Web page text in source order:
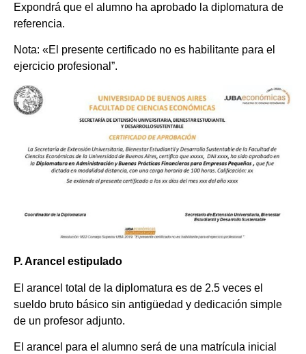
Expondrá que el alumno ha aprobado la diplomatura de
referencia.
Nota: «El presente certificado no es habilitante para el
ejercicio profesional”.
P. Arancel estipulado
El arancel total de la diplomatura es de 2.5 veces el
sueldo bruto básico sin antigüedad y dedicación simple
de un profesor adjunto.
El arancel para el alumno será de una matrícula inicial